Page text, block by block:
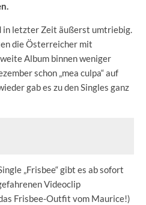
in letzter Zeit äußerst umtriebig.
die Österreicher mit
Album binnen weniger
schon „mea culpa“ auf
gab es zu den Singles ganz
„Frisbee“ gibt es ab sofort
Videoclip
Frisbee-Outfit vom Maurice!)